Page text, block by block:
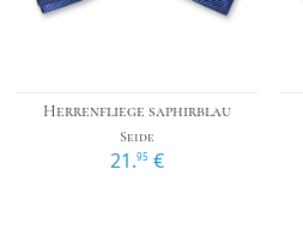
Herrenfliege saphirblau
Seide
21.95 €